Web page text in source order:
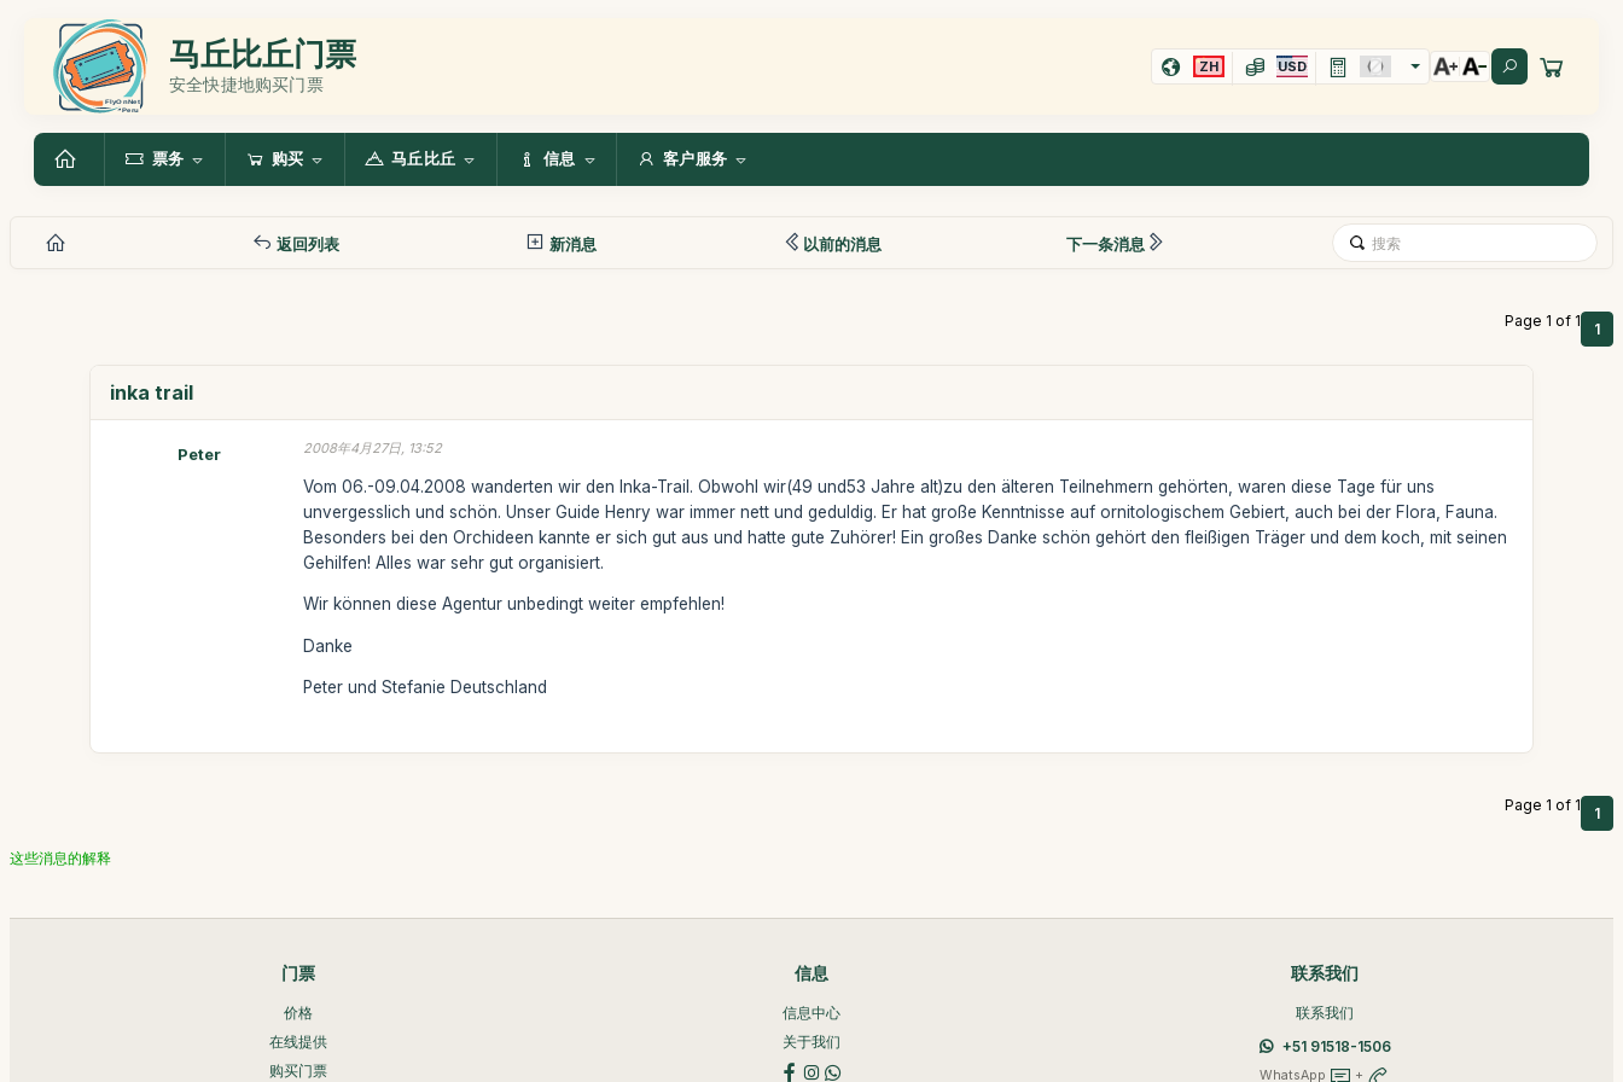
马丘比丘门票
安全快捷地购买门票
ZH USD
票务 购买 马丘比丘 信息 客户服务
返回列表 新消息 以前的消息 下一条消息
Page 1 of 1 1
inka trail
Peter 2008年4月27日, 13:52
Vom 06.-09.04.2008 wanderten wir den Inka-Trail. Obwohl wir(49 und53 Jahre alt)zu den älteren Teilnehmern gehörten, waren diese Tage für uns
unvergesslich und schön. Unser Guide Henry war immer nett und geduldig. Er hat große Kenntnisse auf ornitologischem Gebiert, auch bei der Flora, Fauna.
Besonders bei den Orchideen kannte er sich gut aus und hatte gute Zuhörer! Ein großes Danke schön gehört den fleißigen Träger und dem koch, mit seinen
Gehilfen! Alles war sehr gut organisiert.
Wir können diese Agentur unbedingt weiter empfehlen!
Danke
Peter und Stefanie Deutschland
Page 1 of 1 1
这些消息的解释
门票
价格
在线提供
购买门票
信息
信息中心
关于我们
联系我们
联系我们
+51 91518-1506
WhatsApp +